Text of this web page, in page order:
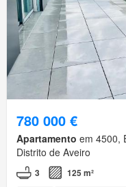
780 000 €
Apartamento em 4500,
Distrito de Aveiro
3 125 m²